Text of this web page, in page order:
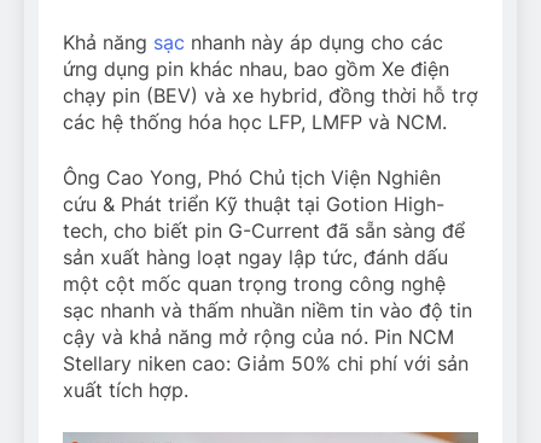
Khả năng sạc nhanh này áp dụng cho các
ứng dụng pin khác nhau, bao gồm Xe điện
chạy pin (BEV) và xe hybrid, đồng thời hỗ trợ
các hệ thống hóa học LFP, LMFP và NCM.
Ông Cao Yong, Phó Chủ tịch Viện Nghiên
cứu & Phát triển Kỹ thuật tại Gotion High-
tech, cho biết pin G-Current đã sẵn sàng để
sản xuất hàng loạt ngay lập tức, đánh dấu
một cột mốc quan trọng trong công nghệ
sạc nhanh và thấm nhuần niềm tin vào độ tin
cậy và khả năng mở rộng của nó. Pin NCM
Stellary niken cao: Giảm 50% chi phí với sản
xuất tích hợp.